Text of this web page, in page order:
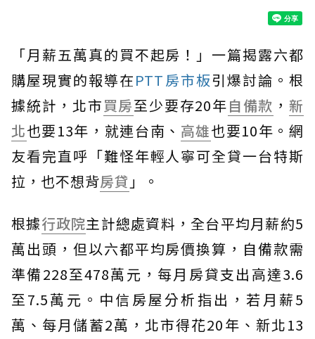
「月薪五萬真的買不起房！」一篇揭露六都
購屋現實的報導在PTT房市板引爆討論。根
據統計，北市買房至少要存20年自備款 ， 新
北也要13年，就連台南、 高雄也要10年。網
友看完直呼「難怪年輕人寧可全貸一台特斯
拉，也不想背房貸 」。
根據行政院主計總處資料，全台平均月薪約5
萬出頭，但以六都平均房價換算，自備款需
準備228至478萬元，每月房貸支出高達3.6
至7.5萬元。中信房屋分析指出，若月薪5
萬、每月儲蓄2萬，北市得花20年、新北13